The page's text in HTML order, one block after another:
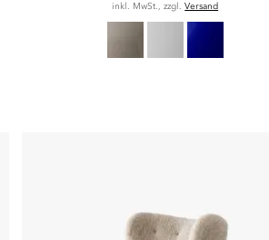
inkl. MwSt., zzgl.Versand